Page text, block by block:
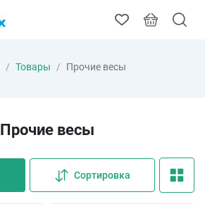
Товары Прочие весы
Прочие весы
Сортировка